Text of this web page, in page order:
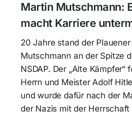
Martin Mutschmann:
macht Karriere
20 Jahre stand der
Mutschmann an der Spitze
NSDAP. Der „Alte Kämpfer“
Herrn und Meister Adolf
und wurde dafür nach der
der Nazis mit der Herrschaft